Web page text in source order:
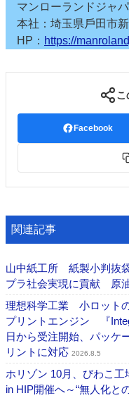
マンローランドジャ
本社：埼玉県戶田市
HP： https://
こ
Facebook
関連記事
山中紙工所 紙製小判抜
プラ社会実現に貢献 原
理想科学工業 小ロット
プリントエンジン 『
日から受注開始、パッケ
リントに対応 2026.8.5
ホリゾン 10月、びわこ工
in HIP開催へ～“無人化